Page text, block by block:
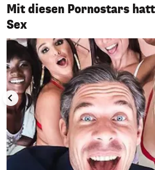
Mit diesen Pornostars
Sex